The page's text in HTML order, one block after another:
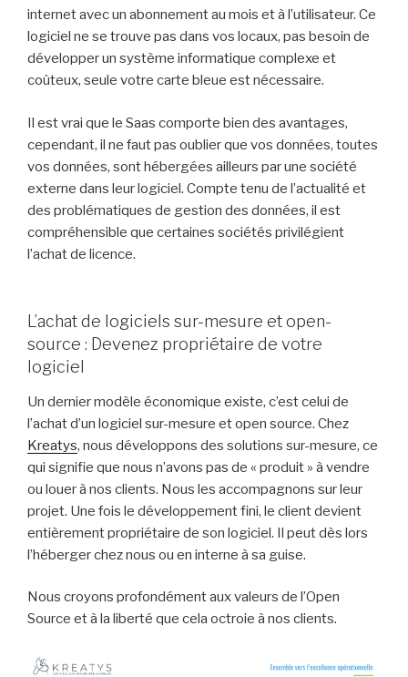
internet avec un abonnement au mois et à l’utilisateur. Ce
logiciel ne se trouve pas dans vos locaux, pas besoin de
développer un système informatique complexe et
coûteux, seule votre carte bleue est nécessaire.
Il est vrai que le Saas comporte bien des avantages,
cependant, il ne faut pas oublier que vos données, toutes
vos données, sont hébergées ailleurs par une société
externe dans leur logiciel. Compte tenu de l’actualité et
des problématiques de gestion des données, il est
compréhensible que certaines sociétés privilégient
l’achat de licence.
L’achat de logiciels sur-mesure et open-
source : Devenez propriétaire de votre
logiciel
Un dernier modèle économique existe, c’est celui de
l’achat d’un logiciel sur-mesure et open source. Chez
Kreatys, nous développons des solutions sur-mesure, ce
qui signifie que nous n’avons pas de « produit » à vendre
ou louer à nos clients. Nous les accompagnons sur leur
projet. Une fois le développement fini, le client devient
entièrement propriétaire de son logiciel. Il peut dès lors
l’héberger chez nous ou en interne à sa guise.
Nous croyons profondément aux valeurs de l’Open
Source et à la liberté que cela octroie à nos clients.